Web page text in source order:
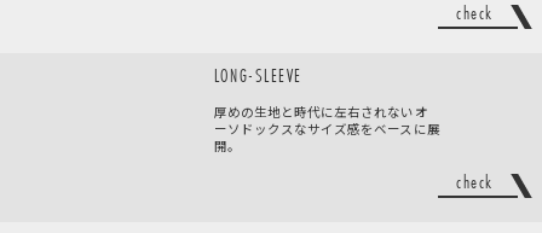
check
LONG-SLEEVE
厚めの生地と時代に左右されないオ
ーソドックスなサイズ感をベースに展
開。
check